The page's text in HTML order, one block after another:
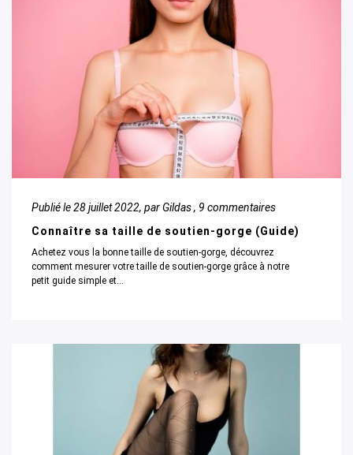
Publié le28 juillet 2022, par Gildas , 9 commentaires
Connaître sa taille de soutien-gorge (Guide)
Achetez vous la bonne taille de soutien-gorge, découvrez
comment mesurer votre taille de soutien-gorge grâce à notre
petit guide simple et...